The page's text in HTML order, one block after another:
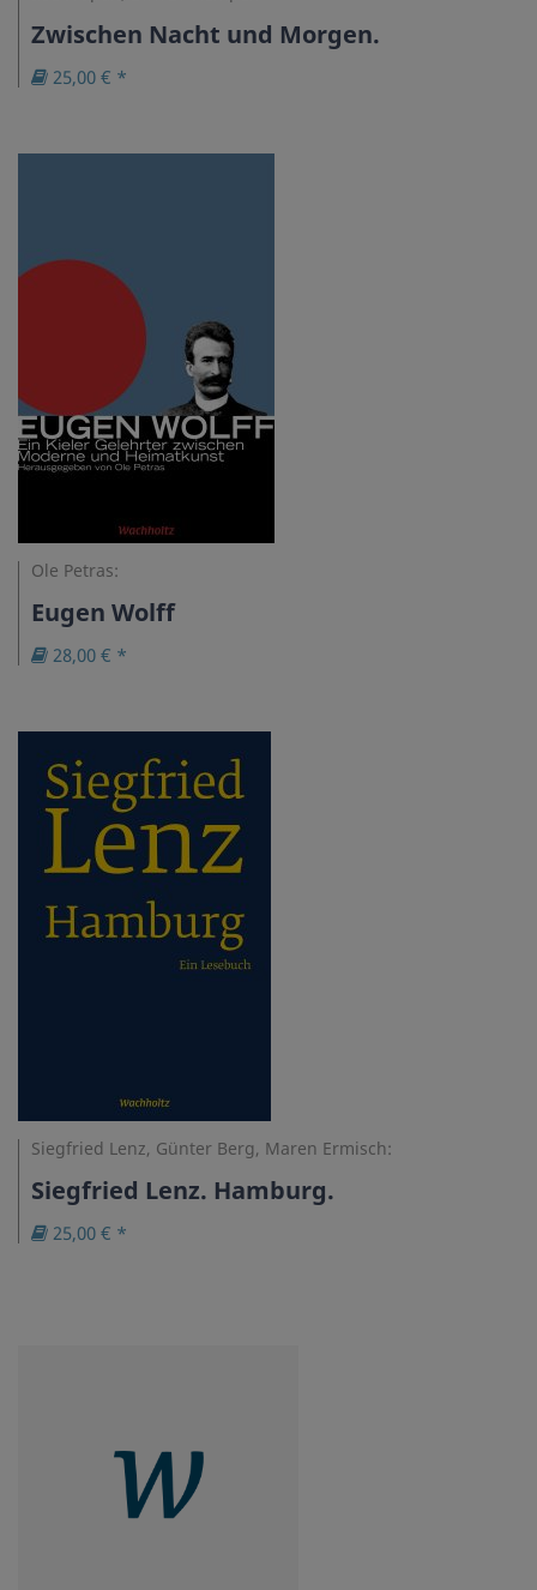
Zwischen Nacht und Morgen.
25,00 € *
Ole Petras:
Eugen Wolff
28,00 € *
Siegfried Lenz, Günter Berg, Maren Ermisch:
Siegfried Lenz. Hamburg.
25,00 € *